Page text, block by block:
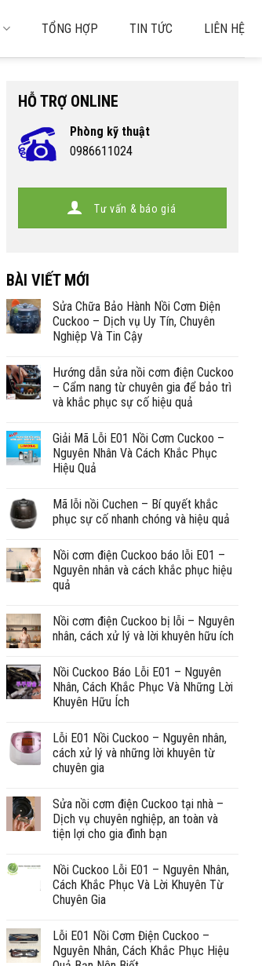
TỔNG HỢP TIN TỨC LIÊN HỆ
HỖ TRỢ ONLINE
Phòng kỹ thuật
0986611024
Tư vấn & báo giá
BÀI VIẾT MỚI
Sửa Chữa Bảo Hành Nồi Cơm Điện
Cuckoo – Dịch vụ Uy Tín, Chuyên
Nghiệp Và Tin Cậy
Hướng dẫn sửa nồi cơm điện Cuckoo
– Cẩm nang từ chuyên gia để bảo trì
và khắc phục sự cố hiệu quả
Giải Mã Lỗi E01 Nồi Cơm Cuckoo –
Nguyên Nhân Và Cách Khắc Phục
Hiệu Quả
Mã lỗi nồi Cuchen – Bí quyết khắc
phục sự cố nhanh chóng và hiệu quả
Nồi cơm điện Cuckoo báo lỗi E01 –
Nguyên nhân và cách khắc phục hiệu
quả
Nồi cơm điện Cuckoo bị lỗi – Nguyên
nhân, cách xử lý và lời khuyên hữu ích
Nồi Cuckoo Báo Lỗi E01 – Nguyên
Nhân, Cách Khắc Phục Và Những Lời
Khuyên Hữu Ích
Lỗi E01 Nồi Cuckoo – Nguyên nhân,
cách xử lý và những lời khuyên từ
chuyên gia
Sửa nồi cơm điện Cuckoo tại nhà –
Dịch vụ chuyên nghiệp, an toàn và
tiện lợi cho gia đình bạn
Nồi Cuckoo Lỗi E01 – Nguyên Nhân,
Cách Khắc Phục Và Lời Khuyên Từ
Chuyên Gia
Lỗi E01 Nồi Cơm Điện Cuckoo –
Nguyên Nhân, Cách Khắc Phục Hiệu